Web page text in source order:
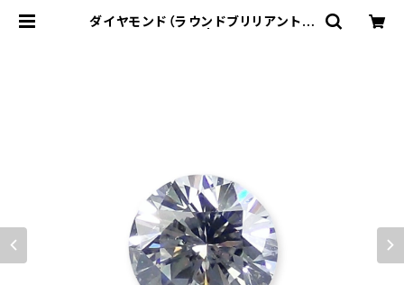
ダイヤモンド（ラウンドブリリアントカ